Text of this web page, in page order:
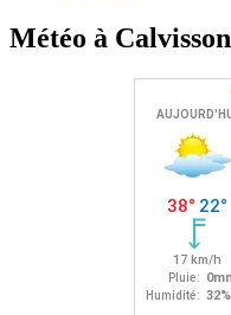
Météo à Calvisson